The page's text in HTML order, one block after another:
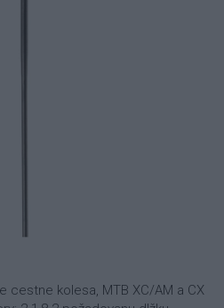
cestne kolesa, MTB XC/AM a CX